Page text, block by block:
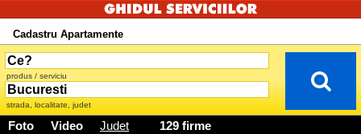
Cadastru Apartamente
produs / serviciu
strada, localitate, judet
Foto Video Judet 129 firme